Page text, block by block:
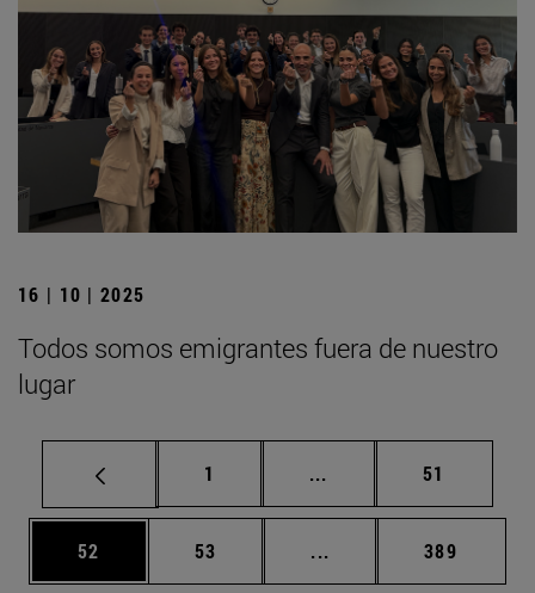
16 | 10 | 2025
Todos somos emigrantes fuera de nuestro
lugar
Página
1 ... Páginas intermedias
Página
51
Página
52 Página
53 ... Páginas intermedias
Página
389